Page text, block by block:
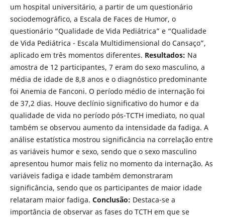
um hospital universitário, a partir de um questionário
sociodemográfico, a Escala de Faces de Humor, o
questionário “Qualidade de Vida Pediátrica” e “Qualidade
de Vida Pediátrica - Escala Multidimensional do Cansaço”,
aplicado em três momentos diferentes. Resultados: Na
amostra de 12 participantes, 7 eram do sexo masculino, a
média de idade de 8,8 anos e o diagnóstico predominante
foi Anemia de Fanconi. O período médio de internação foi
de 37,2 dias. Houve declínio significativo do humor e da
qualidade de vida no período pós-TCTH imediato, no qual
também se observou aumento da intensidade da fadiga. A
análise estatística mostrou significância na correlação entre
as variáveis humor e sexo, sendo que o sexo masculino
apresentou humor mais feliz no momento da internação. As
variáveis fadiga e idade também demonstraram
significância, sendo que os participantes de maior idade
relataram maior fadiga. Conclusão: Destaca-se a
importância de observar as fases do TCTH em que se